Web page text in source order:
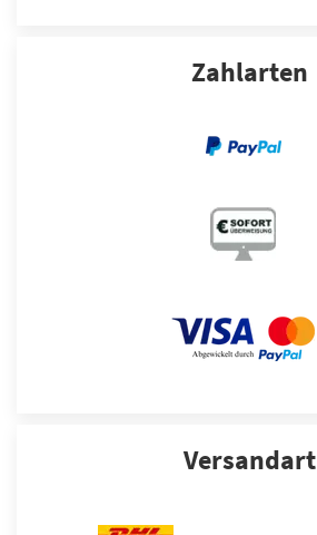
Zahlarten
Versandart